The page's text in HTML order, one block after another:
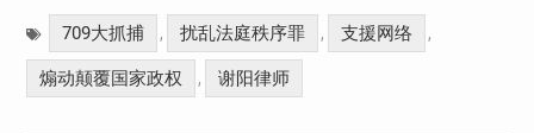
709大抓捕 , 扰乱法庭秩序罪 , 支援网络 ,
煽动颠覆国家政权 , 谢阳律师